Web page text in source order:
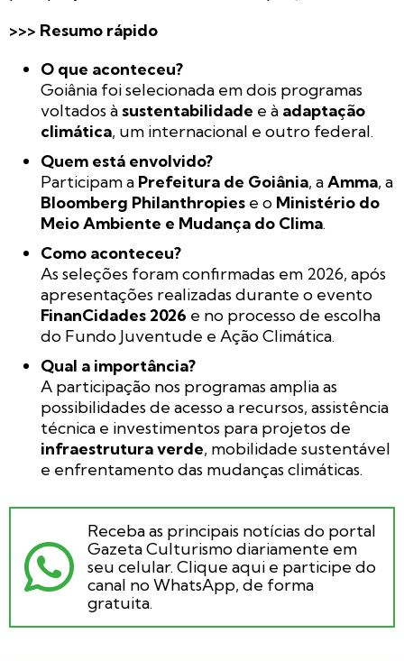
>>> Resumo rápido
O que aconteceu?
Goiânia foi selecionada em dois programas
voltados àsustentabilidade e à adaptação
climática, um internacional e outro federal.
Quem está envolvido?
Participam a Prefeitura de Goiânia, aAmma, a
Bloomberg Philanthropies e o Ministério do
Meio Ambiente e Mudança do Clima.
Como aconteceu?
As seleções foram confirmadas em 2026, após
apresentações realizadas durante o evento
FinanCidades 2026 e no processo de escolha
do Fundo Juventude e Ação Climática.
Qual a importância?
A participação nos programas amplia as
possibilidades de acesso a recursos, assistência
técnica e investimentos para projetos de
infraestrutura verde, mobilidade sustentável
e enfrentamento das mudanças climáticas.
Receba as principais notícias do portal
Gazeta Culturismo diariamente em
seu celular. Clique aqui e participe do
canal no WhatsApp, de forma
gratuita.